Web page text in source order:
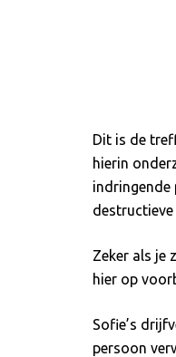
Dit is de
hierin
indringende
Zeker als je
hier op
Sofie’s
persoon